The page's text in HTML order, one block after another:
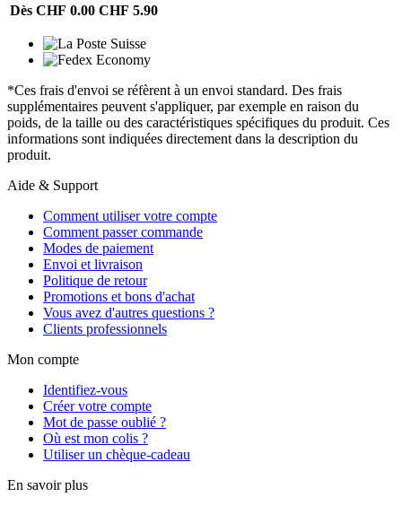
Dès CHF 0.00 CHF 5.90
*Ces frais d'envoi se réfèrent à un envoi standard. Des frais
supplémentaires peuvent s'appliquer, par exemple en raison du
poids, de la taille ou des caractéristiques spécifiques du produit. Ces
informations sont indiquées directement dans la description du
produit.
Aide & Support
Comment utiliser votre compte
Comment passer commande
Modes de paiement
Envoi et livraison
Politique de retour
Promotions et bons d'achat
Vous avez d'autres questions ?
Clients professionnels
Mon compte
Identifiez-vous
Créer votre compte
Mot de passe oublié ?
Où est mon colis ?
Utiliser un chèque-cadeau
En savoir plus